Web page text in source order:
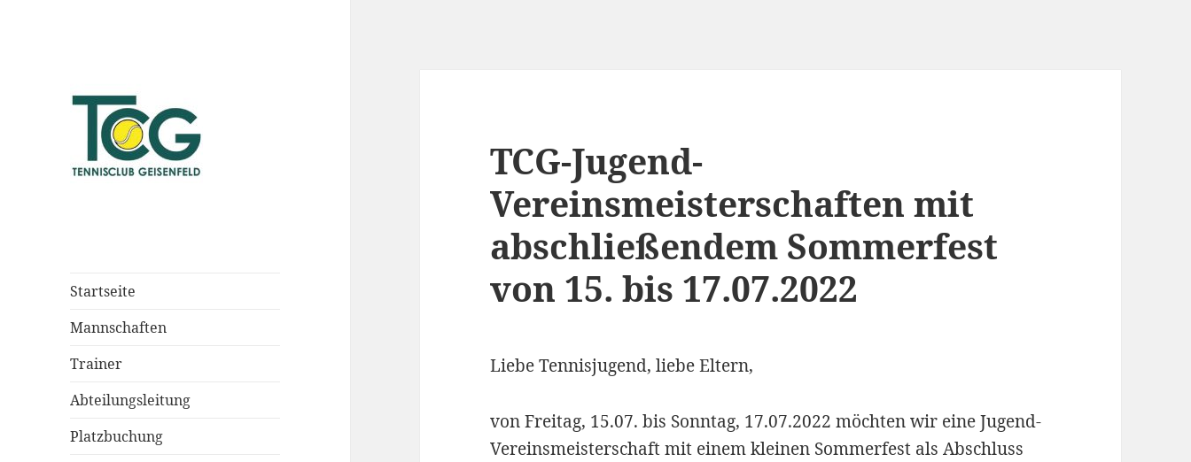
Startseite
Mannschaften
Trainer
Abteilungsleitung
Platzbuchung
TCG-Jugend-
Vereinsmeisterschaften mit
abschließendem Sommerfest
von 15. bis 17.07.2022
Liebe Tennisjugend, liebe Eltern,
von Freitag, 15.07. bis Sonntag, 17.07.2022 möchten wir eine Jugend-
Vereinsmeisterschaft mit einem kleinen Sommerfest als Abschluss